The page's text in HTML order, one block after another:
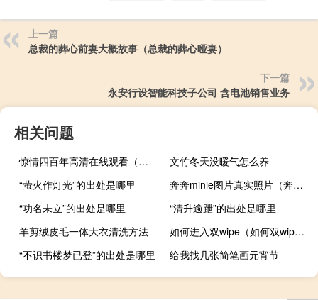
上一篇
总裁的葬心前妻大概故事（总裁的葬心哑妻）
下一篇
永安行设智能科技子公司 含电池销售业务
相关问题
惊情四百年高清在线观看（惊情四百年高清）
文竹冬天没暖气怎么养
“萤火作灯光”的出处是哪里
奔奔minie图片真实照片（奔奔mini报价）
“功名未立”的出处是哪里
“清升逾跇”的出处是哪里
羊剪绒皮毛一体大衣清洗方法
如何进入双wipe（如何双wipe）
“不识书楼梦已登”的出处是哪里
给我找几张简笔画元宵节